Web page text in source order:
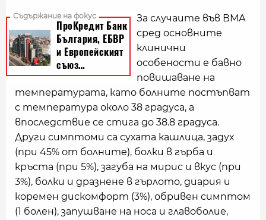
За случаите във ВМА
сред основните
клинични
особености е бавно
повишаване на
температурата, като болните постъпват
с температура около 38 градуса, а
впоследствие се стига до 38.8 градуса.
Други симптоми са сухата кашлица, задух
(при 45% от болните), болки в гърба и
кръста (при 5%), загуба на мирис и вкус (при
3%), болки и дразнене в гърлото, диария и
коремен дискомфорт (3%), обривен симптом
(1 болен), запушване на носа и главоболие,